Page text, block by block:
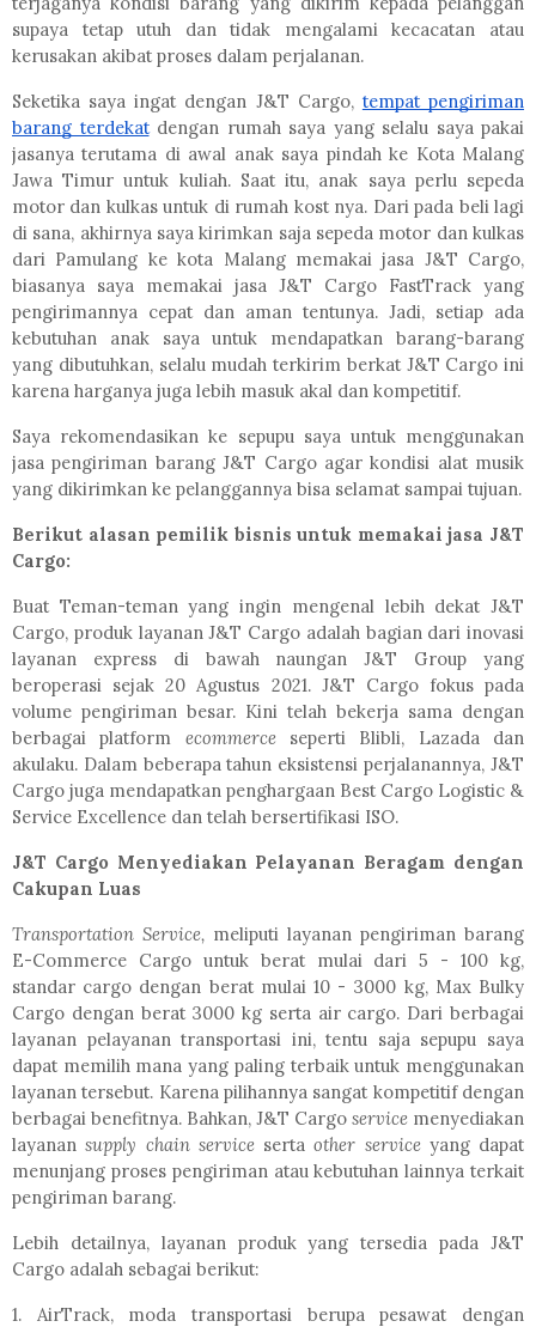
supaya tetap utuh dan tidak mengalami kecacatan atau
kerusakan akibat proses dalam perjalanan.
Seketika saya ingat dengan J&T Cargo, tempat pengiriman
barang terdekatdengan rumah saya yang selalu saya pakai
jasanya terutama di awal anak saya pindah ke Kota Malang
Jawa Timur untuk kuliah. Saat itu, anak saya perlu sepeda
motor dan kulkas untuk di rumah kost nya. Dari pada beli lagi
di sana, akhirnya saya kirimkan saja sepeda motor dan kulkas
dari Pamulang ke kota Malang memakai jasa J&T Cargo,
biasanya saya memakai jasa J&T Cargo FastTrack yang
pengirimannya cepat dan aman tentunya. Jadi, setiap ada
kebutuhan anak saya untuk mendapatkan barang-barang
yang dibutuhkan, selalu mudah terkirim berkat J&T Cargo ini
karena harganya juga lebih masuk akal dan kompetitif.
Saya rekomendasikan ke sepupu saya untuk menggunakan
jasa pengiriman barang J&T Cargo agar kondisi alat musik
yang dikirimkan ke pelanggannya bisa selamat sampai tujuan.
Berikut alasan pemilik bisnis untuk memakai jasa J&T
Cargo:
Buat Teman-teman yang ingin mengenal lebih dekat J&T
Cargo, produk layanan J&T Cargo adalah bagian dari inovasi
layanan express di bawah naungan J&T Group yang
beroperasi sejak 20 Agustus 2021. J&T Cargo fokus pada
volume pengiriman besar. Kini telah bekerja sama dengan
berbagai platform ecommerce seperti Blibli, Lazada dan
akulaku. Dalam beberapa tahun eksistensi perjalanannya, J&T
Cargo juga mendapatkan penghargaan Best Cargo Logistic &
Service Excellence dan telah bersertifikasi ISO.
J&T Cargo Menyediakan Pelayanan Beragam dengan
Cakupan Luas
Transportation Service, meliputi layanan pengiriman barang
E-Commerce Cargo untuk berat mulai dari 5 - 100 kg,
standar cargo dengan berat mulai 10 - 3000 kg, Max Bulky
Cargo dengan berat 3000 kg serta air cargo. Dari berbagai
layanan pelayanan transportasi ini, tentu saja sepupu saya
dapat memilih mana yang paling terbaik untuk menggunakan
layanan tersebut. Karena pilihannya sangat kompetitif dengan
berbagai benefitnya. Bahkan, J&T Cargo service menyediakan
layanansupply chain service serta other service yang dapat
menunjang proses pengiriman atau kebutuhan lainnya terkait
pengiriman barang.
Lebih detailnya, layanan produk yang tersedia pada J&T
Cargo adalah sebagai berikut:
1. AirTrack, moda transportasi berupa pesawat dengan